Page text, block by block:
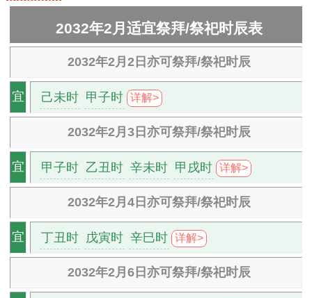
2032年2月适宜祭拜/祭祀时辰表
2032年2月2日亦可祭拜/祭祀时辰
宜 己未时 甲子时 详解>
2032年2月3日亦可祭拜/祭祀时辰
宜 甲子时 乙丑时 辛未时 甲戌时 详解>
2032年2月4日亦可祭拜/祭祀时辰
宜 丁丑时 戊寅时 辛巳时 详解>
2032年2月6日亦可祭拜/祭祀时辰